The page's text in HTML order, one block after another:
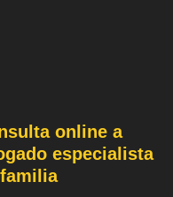
online a
especialista